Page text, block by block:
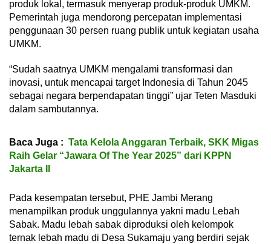
produk lokal, termasuk menyerap produk-produk UMKM.
Pemerintah juga mendorong percepatan implementasi
penggunaan 30 persen ruang publik untuk kegiatan usaha
UMKM.
“Sudah saatnya UMKM mengalami transformasi dan
inovasi, untuk mencapai target Indonesia di Tahun 2045
sebagai negara berpendapatan tinggi” ujar Teten Masduki
dalam sambutannya.
Baca Juga : Tata Kelola Anggaran Terbaik, SKK Migas
Raih Gelar “Jawara Of The Year 2025” dari KPPN
Jakarta II
Pada kesempatan tersebut, PHE Jambi Merang
menampilkan produk unggulannya yakni madu Lebah
Sabak. Madu lebah sabak diproduksi oleh kelompok
ternak lebah madu di Desa Sukamaju yang berdiri sejak